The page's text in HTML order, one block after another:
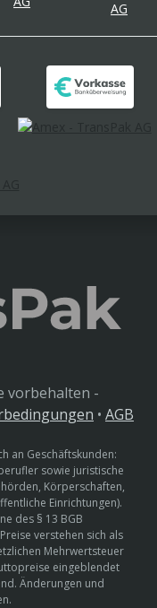
vorbehalten -
• AGB
an Geschäftskunden:
sowie juristische
Körperschaften,
Einrichtungen).
des § 13 BGB
verstehen sich als
Mehrwertsteuer
eingeblendet
Änderungen und